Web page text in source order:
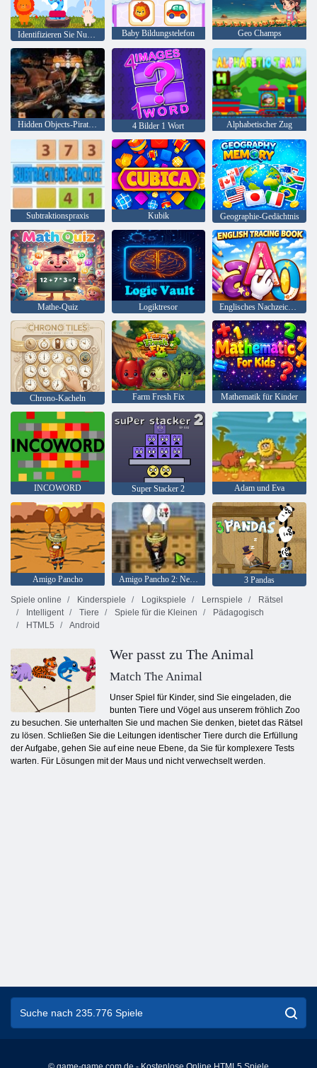
Baby Bildungstelefon Geo Champs
Hidden Objects-Piraten-Schatz 4 Bilder 1 Wort Alphabetischer Zug
Subtraktionspraxis Kubik Geographie-Gedächtnis
Mathe-Quiz Logiktresor Englisches Nachzeichnungsbuch
Chrono-Kacheln Farm Fresh Fix Mathematik für Kinder
INCOWORD Super Stacker 2 Adam und Eva
Amigo Pancho Amigo Pancho 2: New York Party
3 Pandas
Spiele online
Kinderspiele Logikspiele Lernspiele
Rätsel
Intelligent
Tiere Spiele für die Kleinen
Pädagogisch
HTML5
Android
Wer passt zu The Animal
Match The Animal
Unser Spiel für Kinder, sind Sie eingeladen, die
bunten Tiere und Vögel aus unserem fröhlich Zoo
zu besuchen. Sie unterhalten Sie und machen Sie denken, bietet das Rätsel
zu lösen. Schließen Sie die Leitungen identischer Tiere durch die Erfüllung
der Aufgabe, gehen Sie auf eine neue Ebene, da Sie für komplexere Tests
warten. Für Lösungen mit der Maus und nicht verwechselt werden.